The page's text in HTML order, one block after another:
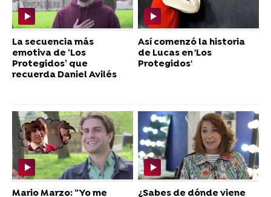
La secuencia más
emotiva de ‘Los
Protegidos’ que
recuerda Daniel Avilés
Así comenzó la historia
de Lucas en 'Los
Protegidos'
Mario Marzo: “Yo me ¿Sabes de dónde viene